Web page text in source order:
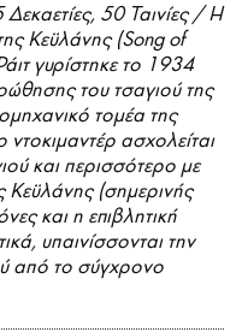
50 Ταινίες / Η
Κεϋλάνης (Song of
γυρίστηκε το 1934
του τσαγιού της
τομέα της
ασχολείται
και περισσότερο με
Κεϋλάνης (σημερινής
και η επιβλητική
υπαινίσσονται την
από το σύγχρονο